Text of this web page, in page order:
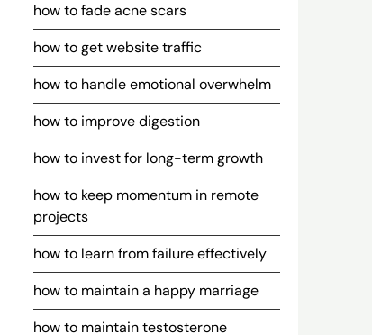
how to fade acne scars
how to get website traffic
how to handle emotional overwhelm
how to improve digestion
how to invest for long-term growth
how to keep momentum in remote
projects
how to learn from failure effectively
how to maintain a happy marriage
how to maintain testosterone